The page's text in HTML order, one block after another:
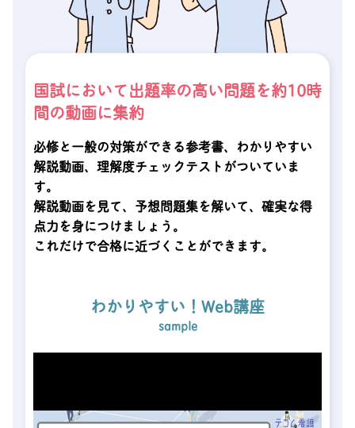
国試において出題率の高い問題を約10時
間の動画に集約
必修と一般の対策ができる参考書、わかりやすい
解説動画、理解度チェックテストがついていま
す。
解説動画を見て、予想問題集を解いて、確実な得
点力を身につけましょう。
これだけで合格に近づくことができます。
わかりやすい！Web講座
sample